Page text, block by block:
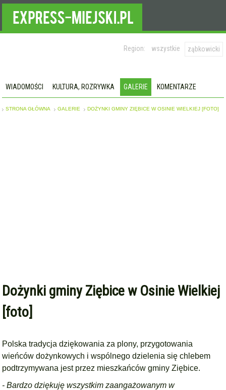
Region: wszystkie ząbkowicki
WIADOMOŚCI KULTURA, ROZRYWKA GALERIE KOMENTARZE
STRONA GŁÓWNA GALERIE DOŻYNKI GMINY ZIĘBICE W OSINIE WIELKIEJ [FOTO]
Dożynki gminy Ziębice w Osinie Wielkiej
[foto]
Polska tradycja dziękowania za plony, przygotowania
wieńców dożynkowych i wspólnego dzielenia się chlebem
podtrzymywana jest przez mieszkańców gminy Ziębice.
- Bardzo dziękuję wszystkim zaangażowanym w